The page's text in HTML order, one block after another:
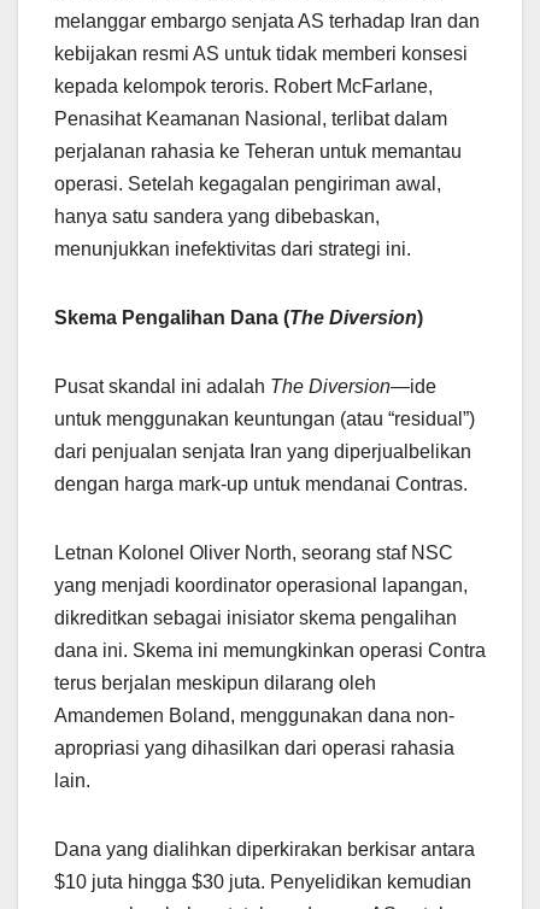
melanggar embargo senjata AS terhadap Iran dan
kebijakan resmi AS untuk tidak memberi konsesi
kepada kelompok teroris. Robert McFarlane,
Penasihat Keamanan Nasional, terlibat dalam
perjalanan rahasia ke Teheran untuk memantau
operasi. Setelah kegagalan pengiriman awal,
hanya satu sandera yang dibebaskan,
menunjukkan inefektivitas dari strategi ini.
Skema Pengalihan Dana (The Diversion)
Pusat skandal ini adalah The Diversion—ide
untuk menggunakan keuntungan (atau “residual”)
dari penjualan senjata Iran yang diperjualbelikan
dengan harga mark-up untuk mendanai Contras.
Letnan Kolonel Oliver North, seorang staf NSC
yang menjadi koordinator operasional lapangan,
dikreditkan sebagai inisiator skema pengalihan
dana ini. Skema ini memungkinkan operasi Contra
terus berjalan meskipun dilarang oleh
Amandemen Boland, menggunakan dana non-
apropriasi yang dihasilkan dari operasi rahasia
lain.
Dana yang dialihkan diperkirakan berkisar antara
$10 juta hingga $30 juta. Penyelidikan kemudian